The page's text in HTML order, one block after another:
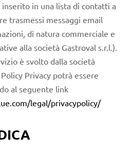
in una lista di contatti a
trasmessi messaggi email
di natura commerciale e
alla società Gastroval s.r.l.).
è svolto dalla società
Privacy potrà essere
al seguente link
legal/privacypolicy/